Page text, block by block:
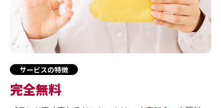
サービスの特徴
完全無料